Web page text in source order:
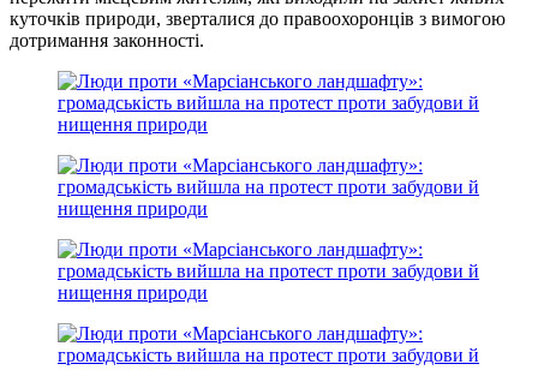
куточків природи, зверталися до правоохоронців з вимогою
дотримання законності.